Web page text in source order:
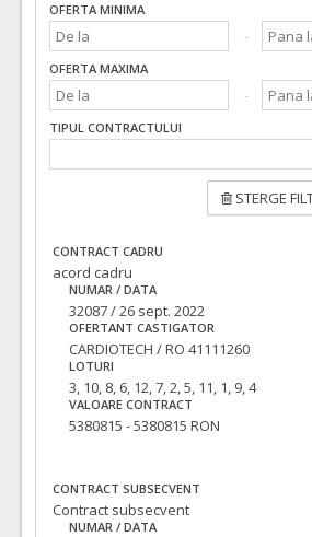
OFERTA MINIMA
OFERTA MAXIMA
TIPUL CONTRACTULUI
STERGE
CONTRACT CADRU
acord cadru
NUMAR / DATA
32087 / 26 sept. 2022
OFERTANT CASTIGATOR
CARDIOTECH / RO 41111260
LOTURI
3, 10, 8, 6, 12, 7, 2, 5, 11, 1, 9, 4
VALOARE CONTRACT
5380815 - 5380815 RON
CONTRACT SUBSECVENT
Contract subsecvent
NUMAR / DATA